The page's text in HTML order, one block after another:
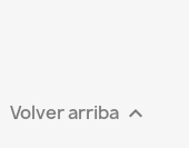
Volver arriba 